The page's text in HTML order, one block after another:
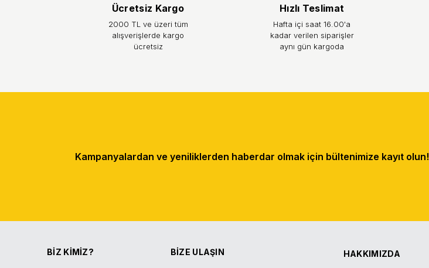
Ücretsiz Kargo
2000 TL ve üzeri tüm
alışverişlerde kargo
ücretsiz
Hızlı Teslimat
Hafta içi saat 16.00'a
kadar verilen siparişler
aynı gün kargoda
Kampanyalardan ve yeniliklerden haberdar olmak için bültenimize kayıt olun!
BİZ KİMİZ? BİZE ULAŞIN HAKKIMIZDA